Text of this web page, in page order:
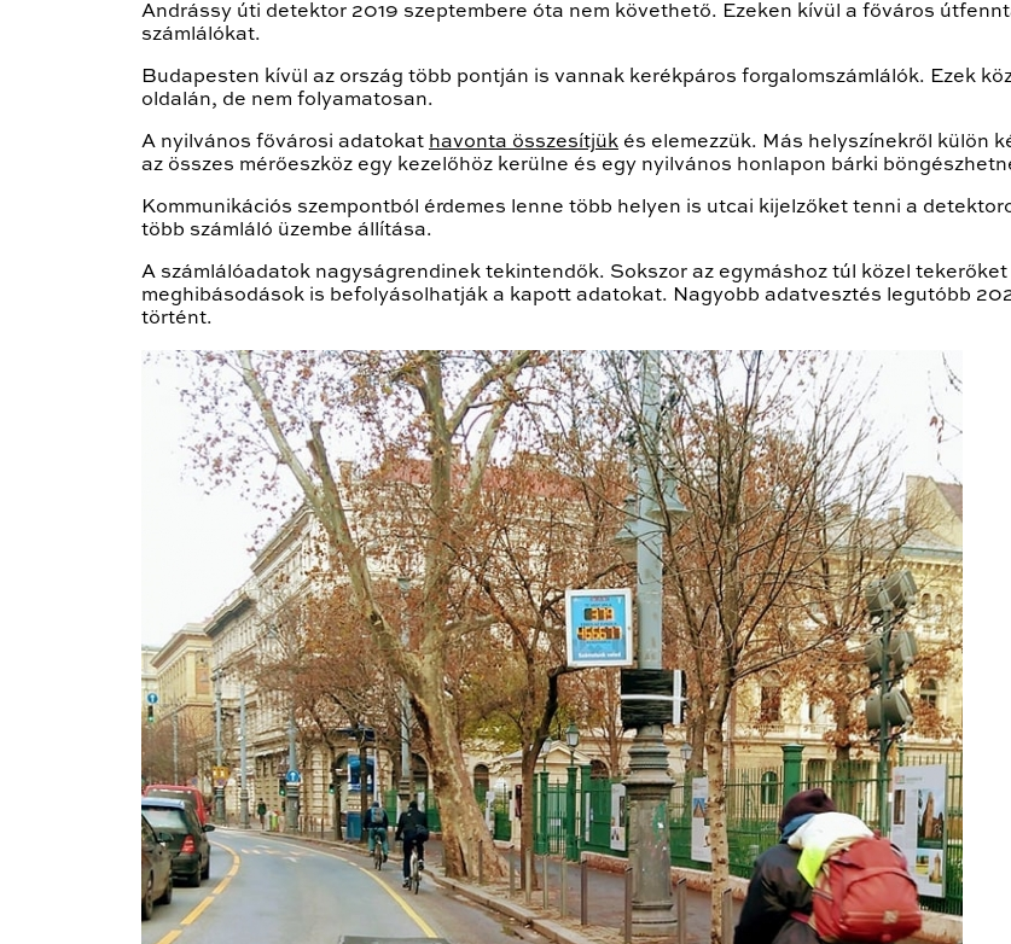
Andrássy úti detektor 2019 szeptembere óta nem követhető. Ezeken kívül a főváros
számlálókat.
Budapesten kívül az ország több pontján is vannak kerékpáros forgalomszámlálók. Ezek
oldalán, de nem folyamatosan.
A nyilvános fővárosi adatokat havonta összesítjük és elemezzük. Más helyszínekről külön
az összes mérőeszköz egy kezelőhöz kerülne és egy nyilvános honlapon bárki
Kommunikációs szempontból érdemes lenne több helyen is utcai kijelzőket tenni a
több számláló üzembe állítása.
A számlálóadatok nagyságrendinek tekintendők. Sokszor az egymáshoz túl közel
meghibásodások is befolyásolhatják a kapott adatokat. Nagyobb adatvesztés legutóbb
történt.